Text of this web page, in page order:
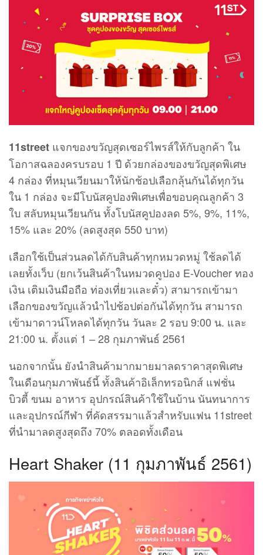
11street แจกของขวัญสุดเซอร์ไพรส์ให้กับลูกค้า ใน
โอกาสฉลองครบรอบ 1 ปี ด้วยกล่องของขวัญสุดพิเศษ
4 กล่อง ที่หมุนเวียนมาให้นักช้อปเลือกลุ้นกันได้ทุกวัน
ใน 1 กล่อง จะมีโบนัสคูปองพิเศษเพื่อขอบคุณลูกค้า 3
ใบ สลับหมุนเวียนกัน ทั้งโบนัสคูปองลด 5%, 9%, 11%,
15% และ 20% (ลดสูงสุด 550 บาท)
เลือกใช้เป็นส่วนลดได้กับสินค้าทุกหมวดหมู่ ใช้ลดได้
เลยทั้งเว็บ (ยกเว้นสินค้าในหมวดคูปอง E-Voucher ทอง
เงิน เติมเงินมือถือ ท่องเที่ยวและตั๋ว) สามารถเข้ามา
เลือกของขวัญแล้วนำไปช้อปต่อกันได้ทุกวัน สามารถ
เข้ามาดาวน์โหลดได้ทุกวัน วันละ 2 รอบ 9:00 น. และ
21:00 น. ตั้งแต่ 1 – 28 กุมภาพันธ์ 2561
นอกจากนั้น ยังนำสินค้ามากมายมาลดราคาสุดพิเศษ
ในเดือนกุมภาพันธ์นี้ ทั้งสินค้าอิเล็กทรอนิกส์ แฟชั่น
บิวตี้ ขนม อาหาร อุปกรณ์สินค้าใช้ในบ้าน นันทนาการ
และอุปกรณ์กีฬา ที่คัดสรรมาแล้วสำหรับแฟน 11street
ที่นำมาลดสูงสุดถึง 70% ตลอดทั้งเดือน
Heart Shaker (11 กุมภาพันธ์ 2561)